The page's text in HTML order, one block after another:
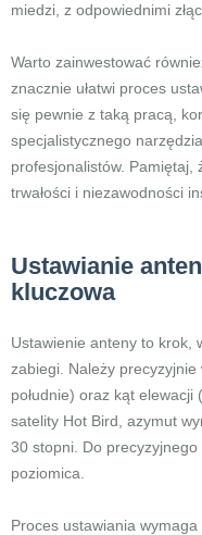
miedzi, z odpowiednimi
Warto zainwestować
znacznie ułatwi proces
się pewnie z taką pracą,
specjalistycznego
profesjonalistów. Pamiętaj,
trwałości i niezawodności
Ustawianie
kluczowa
Ustawienie anteny to krok,
zabiegi. Należy
południe) oraz kąt
satelity Hot Bird, azymut
30 stopni. Do
poziomica.
Proces ustawiania